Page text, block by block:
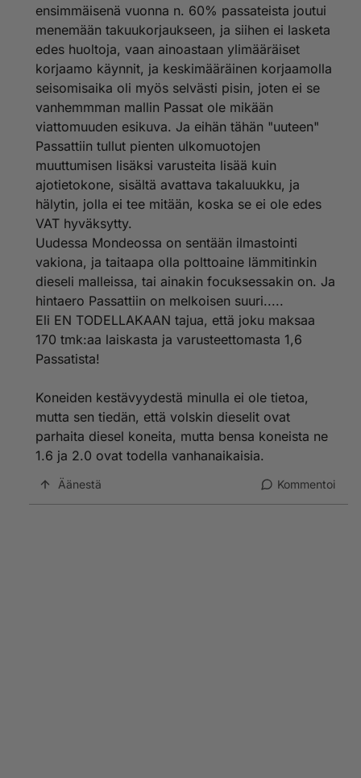
ensimmäisenä vuonna n. 60% passateista joutui
menemään takuukorjaukseen, ja siihen ei lasketa
edes huoltoja, vaan ainoastaan ylimääräiset
korjaamo käynnit, ja keskimääräinen korjaamolla
seisomisaika oli myös selvästi pisin, joten ei se
vanhemmman mallin Passat ole mikään
viattomuuden esikuva. Ja eihän tähän "uuteen"
Passattiin tullut pienten ulkomuotojen
muuttumisen lisäksi varusteita lisää kuin
ajotietokone, sisältä avattava takaluukku, ja
hälytin, jolla ei tee mitään, koska se ei ole edes
VAT hyväksytty.
Uudessa Mondeossa on sentään ilmastointi
vakiona, ja taitaapa olla polttoaine lämmitinkin
dieseli malleissa, tai ainakin focuksessakin on. Ja
hintaero Passattiin on melkoisen suuri.....
Eli EN TODELLAKAAN tajua, että joku maksaa
170 tmk:aa laiskasta ja varusteettomasta 1,6
Passatista!
Koneiden kestävyydestä minulla ei ole tietoa,
mutta sen tiedän, että volskin dieselit ovat
parhaita diesel koneita, mutta bensa koneista ne
1.6 ja 2.0 ovat todella vanhanaikaisia.
Äänestä Kommentoi